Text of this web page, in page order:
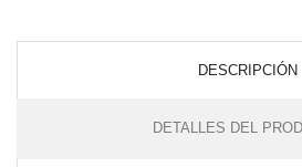
DESCRIPCIÓN
DETALLES DEL